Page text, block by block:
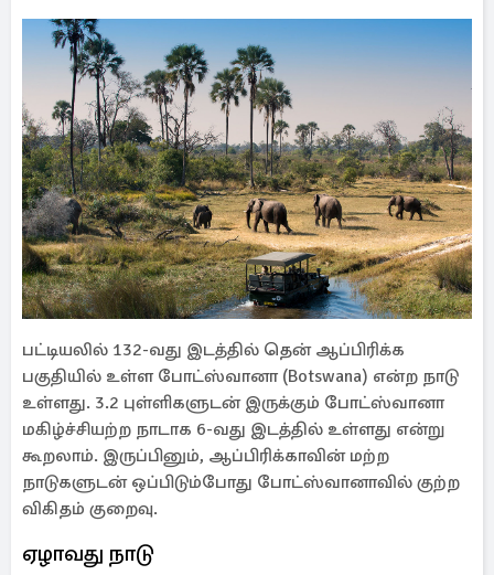
பட்டியலில் 132-வது இடத்தில் தென் ஆப்பிரிக்க
பகுதியில் உள்ள போட்ஸ்வானா (Botswana) என்ற நாடு
உள்ளது. 3.2 புள்ளிகளுடன் இருக்கும் போட்ஸ்வானா
மகிழ்ச்சியற்ற நாடாக 6-வது இடத்தில் உள்ளது என்று
கூறலாம். இருப்பினும், ஆப்பிரிக்காவின் மற்ற
நாடுகளுடன் ஒப்பிடும்போது போட்ஸ்வானாவில் குற்ற
விகிதம் குறைவு.
ஏழாவது நாடு